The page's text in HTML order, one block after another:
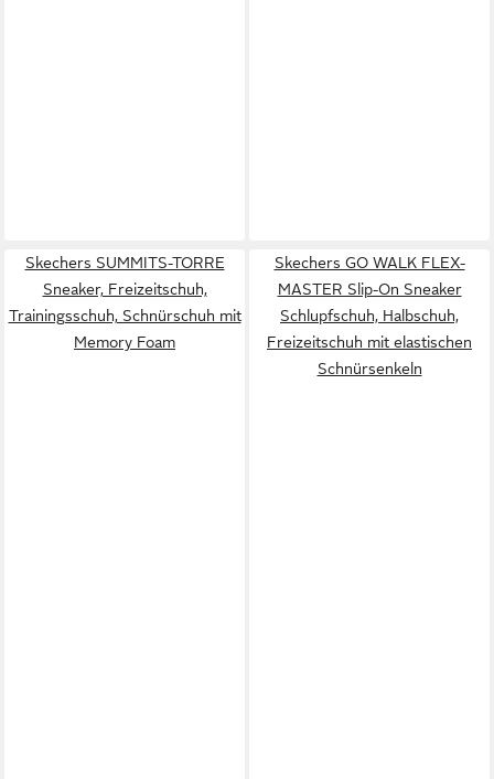
Skechers SUMMITS-TORRE
Sneaker, Freizeitschuh,
Trainingsschuh, Schnürschuh mit
Memory Foam
Skechers GO WALK FLEX-
MASTER Slip-On Sneaker
Schlupfschuh, Halbschuh,
Freizeitschuh mit elastischen
Schnürsenkeln